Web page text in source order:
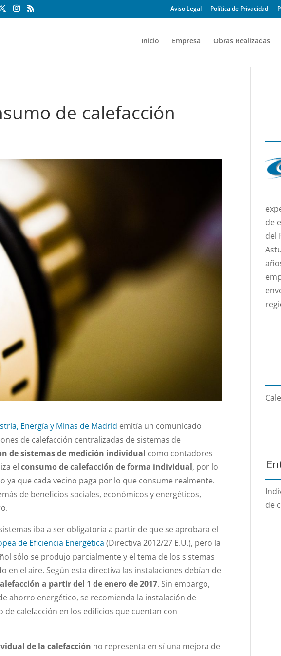
Aviso Legal Política de Privacidad
Inicio Empresa Obras Realizadas
de calefacción
Energía y Minas de Madrid emitía un comunicado
de calefacción centralizadas de sistemas de
de sistemas de medición individual como contadores
elconsumo de calefacción de forma individual, por lo
ya que cada vecino paga por lo que consume realmente.
de beneficios sociales, económicos y energéticos,
iba a ser obligatoria a partir de que se aprobara el
de Eficiencia Energética(Directiva 2012/27 E.U.), pero la
sólo se produjo parcialmente y el tema de los sistemas
en el aire. Según esta directiva las instalaciones debían de
a partir del 1 de enero de 2017. Sin embargo,
ahorro energético, se recomienda la instalación de
calefacción en los edificios que cuentan con
de la calefacción no representa en sí una mejora de
de
del
de